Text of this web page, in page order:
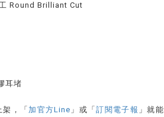
Round Brilliant Cut
耳堵
，「 加官方Line 」或「訂閱電子報 」就能